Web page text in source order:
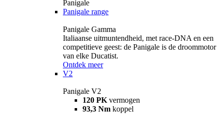
Panigale
Panigale range
Panigale Gamma
Italiaanse uitmuntendheid, met race-DNA en een
competitieve geest: de Panigale is de droommotor
van elke Ducatist.
Ontdek meer
V2
Panigale V2
120 PK vermogen
93,3 Nm koppel